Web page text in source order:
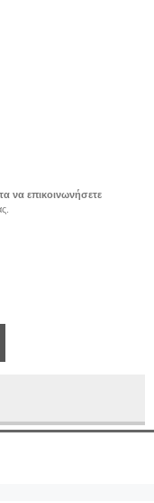
να επικοινωνήσετε